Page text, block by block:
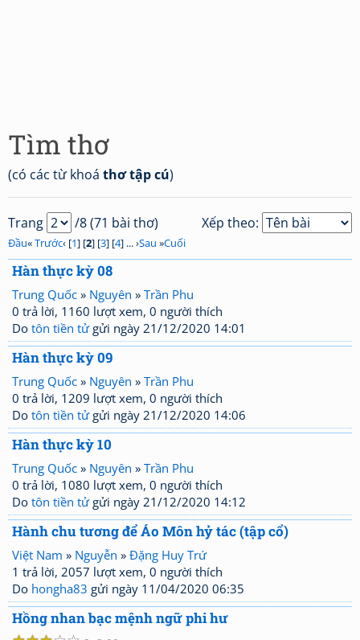
Tìm thơ
(có các từ khoá thơ tập cú)
Xếp theo:
Trang /8 (71 bài thơ)
Đầu«Trước‹ [1] [2] [3] [4] ... ›Sau »Cuối
Hàn thực kỳ 08
Trung Quốc » Nguyên » Trần Phu
0 trả lời, 1160 lượt xem, 0 người thích
Do tôn tiền tửgửi ngày 21/12/2020 14:01
Hàn thực kỳ 09
Trung Quốc » Nguyên » Trần Phu
0 trả lời, 1209 lượt xem, 0 người thích
Do tôn tiền tửgửi ngày 21/12/2020 14:06
Hàn thực kỳ 10
Trung Quốc » Nguyên » Trần Phu
0 trả lời, 1080 lượt xem, 0 người thích
Do tôn tiền tửgửi ngày 21/12/2020 14:12
Hành chu tương để Áo Môn hỷ tác (tập cổ)
Việt Nam » Nguyễn » Đặng Huy Trứ
1 trả lời, 2057 lượt xem, 0 người thích
Do hongha83 gửi ngày 11/04/2020 06:35
Hồng nhan bạc mệnh ngữ phi hư